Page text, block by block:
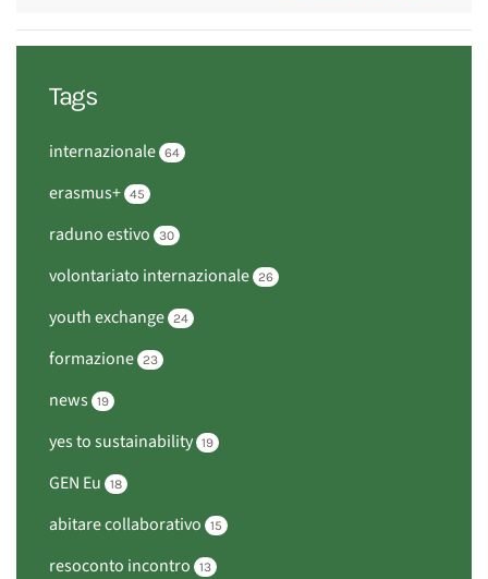
Tags
internazionale 64
erasmus+ 45
raduno estivo 30
volontariato internazionale 26
youth exchange 24
formazione 23
news 19
yes to sustainability 19
GEN Eu 18
abitare collaborativo 15
resoconto incontro 13